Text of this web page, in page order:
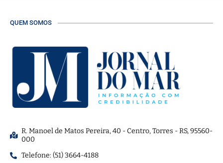
QUEM SOMOS
R. Manoel de Matos Pereira, 40 - Centro, Torres - RS, 95560-
000
Telefone: (51) 3664-4188